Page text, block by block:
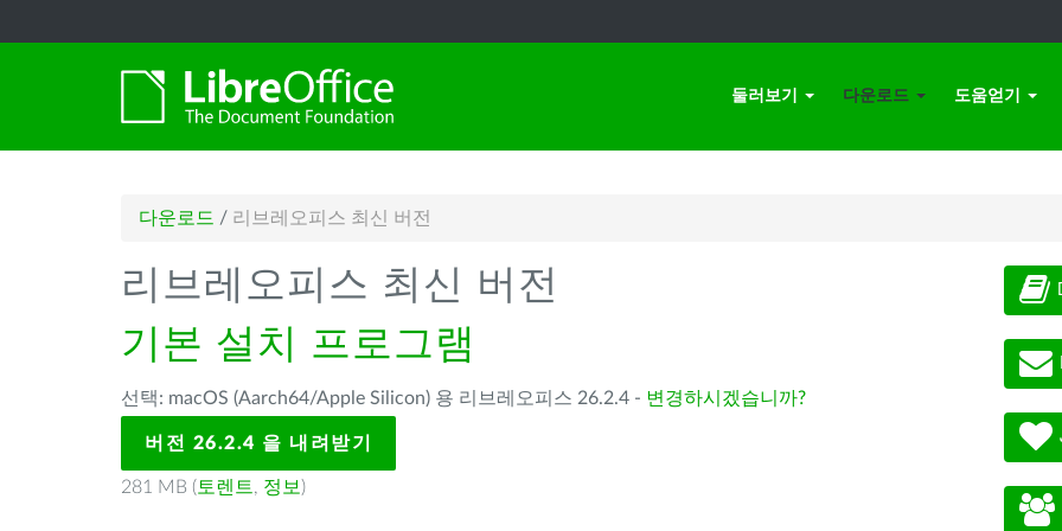
둘러보기 다운로드 도움얻기
다운로드 / 리브레오피스 최신 버전
리브레오피스 최신 버전
기본 설치 프로그램
선택: macOS (Aarch64/Apple Silicon) 용 리브레오피스 26.2.4 - 변경하시겠습니까?
버전 26.2.4 을 내려받기
281 MB ( 토렌트, 정보 )